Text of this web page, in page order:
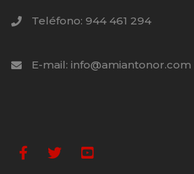
Teléfono: 944 461 294
E-mail: info@amiantonor.com
Facebook
TwitterYoutube